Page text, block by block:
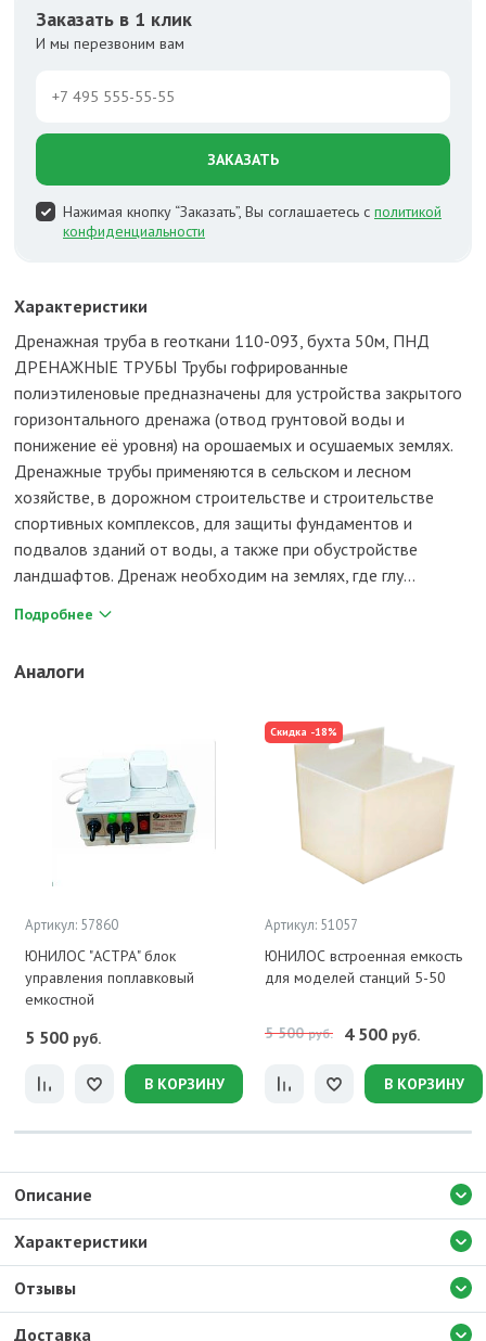
Заказать в 1 клик
И мы перезвоним вам
ЗАКАЗАТЬ
Нажимая кнопку “Заказать”, Вы соглашаетесь с политикой
конфиденциальности
Характеристики
Дренажная труба в геоткани 110-093, бухта 50м, ПНД
ДРЕНАЖНЫЕ ТРУБЫ Трубы гофрированные
полиэтиленовые предназначены для устройства закрытого
горизонтального дренажа (отвод грунтовой воды и
понижение её уровня) на орошаемых и осушаемых землях.
Дренажные трубы применяются в сельском и лесном
хозяйстве, в дорожном строительстве и строительстве
спортивных комплексов, для защиты фундаментов и
подвалов зданий от воды, а также при обустройстве
ландшафтов. Дренаж необходим на землях, где глу...
Подробнее
Аналоги
Артикул: 57860
ЮНИЛОС "АСТРА" блок
управления поплавковый
емкостной
5 500 руб.
В КОРЗИНУ
Скидка -18%
Артикул: 51057
ЮНИЛОС встроенная емкость
для моделей станций 5-50
5 500руб. 4 500 руб.
В КОРЗИНУ
Доставка
Описание
Характеристики
Отзывы